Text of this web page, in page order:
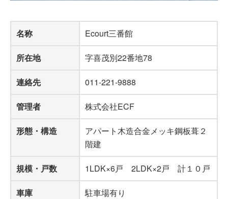
名称 Ecourt三番館
所在地 字喜茂別22番地78
連絡先 011-221-9888
管理者 株式会社ECF
形態・構造
アパート木造合金メッキ鋼板葺２
階建
規模・戸数 1LDK×6戸 2LDK×2戸 計１０戸
車庫 駐車場有り